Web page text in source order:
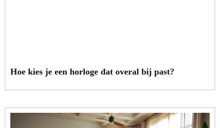
Hoe kies je een horloge dat overal bij past?